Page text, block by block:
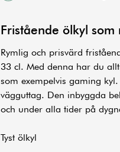
Fristående ölkyl
Rymlig och prisvärd
33 cl. Med denna har du
som exempelvis gaming
vägguttag. Den inbyggda
och under alla tider på
Tyst ölkyl